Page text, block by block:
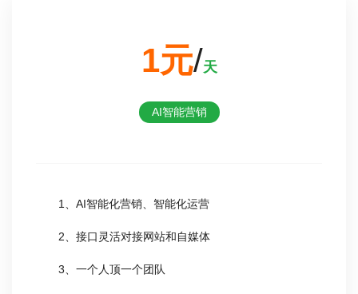
1元/天
AI智能营销
1、AI智能化营销、智能化运营
2、接口灵活对接网站和自媒体
3、一个人顶一个团队